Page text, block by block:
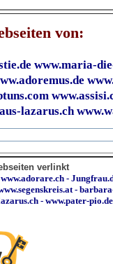
von:
www.maria-
lazarus.ch
verlinkt
www.adorare.ch -
-
- www.pater-pio.de